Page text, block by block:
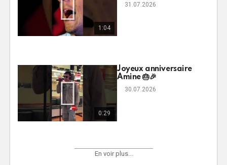
1:04
31.07.2026
0:29
Joyeux anniversaire
Amine 🎂🎉
30.07.2026
En voir plus...